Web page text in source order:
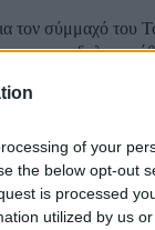
of your
the below opt-out
is processed
utilized by us
τον σύμμαχό του
– που
και
Κερκ